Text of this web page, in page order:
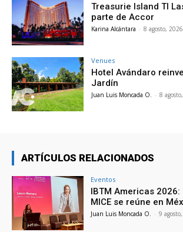
Treasurie Island TI
parte de Accor
Karina Alcántara - 8 agosto, 2026
Venues
Hotel Avándaro
Jardín
Juan Luis Moncada O. - 8
ARTÍCULOS RELACIONADOS
Eventos
IBTM Americas
MICE se reúne en
Juan Luis Moncada O. - 9